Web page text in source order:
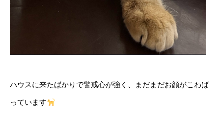
ハウスに来たばかりで警戒心が強く、まだまだお顔がこわば
っています